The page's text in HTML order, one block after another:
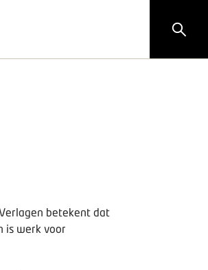
betekent dat
is werk voor